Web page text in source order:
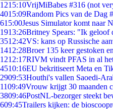
1215:10VrijMiBabes #316 (not
4015:09Random Pics van de Dag
615:00Jesus Simulator komt naar
1913:26Britney Spears: "Ik geloof
3512:42VS: kans op Russische
1412:28Broer 135 keer gestoken
1212:17RIVM vindt PFAS in al
4510:16EU bekritiseert Meta en
2909:53Houthi's vallen Saoedi-
1109:49Vrouw krijgt 30 maanden
3809:46PostNL-bezorger steekt
609:45Trailers kijken: de